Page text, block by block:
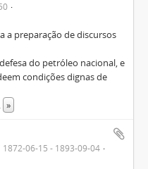
a preparação de discursos
do petróleo nacional, e
condições dignas de
»
1872-06-15 - 1893-09-04